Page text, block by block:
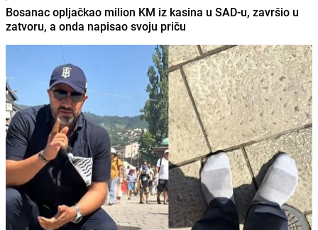
Bosanac opljačkao milion KM iz kasina u SAD-u, završio u
zatvoru, a onda napisao svoju priču